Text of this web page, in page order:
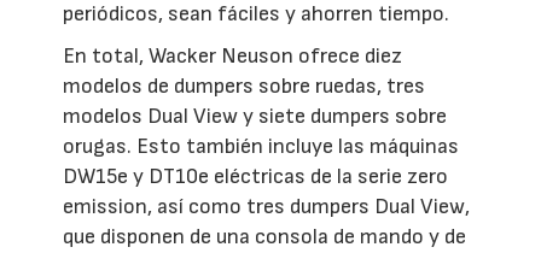
periódicos, sean fáciles y ahorren tiempo.
En total, Wacker Neuson ofrece diez
modelos de dumpers sobre ruedas, tres
modelos Dual View y siete dumpers sobre
orugas. Esto también incluye las máquinas
DW15e y DT10e eléctricas de la serie zero
emission, así como tres dumpers Dual View,
que disponen de una consola de mando y de